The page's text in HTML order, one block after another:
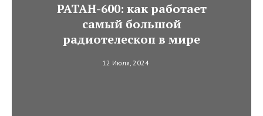
РАТАН-600: как работает
самый большой
радиотелескоп в мире
12 Июля, 2024